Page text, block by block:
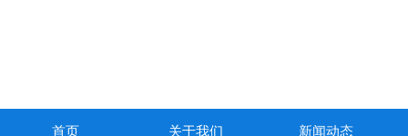
首页 关于我们 新闻动态